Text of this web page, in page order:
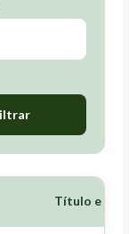
Título e